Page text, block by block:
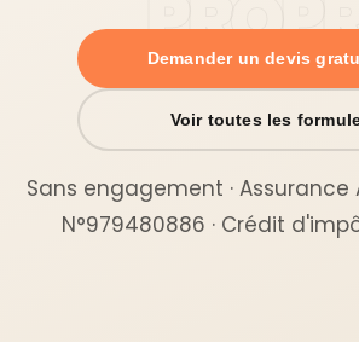
Demander un devis
Voir toutes les
Sans engagement · Assurance
N°979480886 · Crédit